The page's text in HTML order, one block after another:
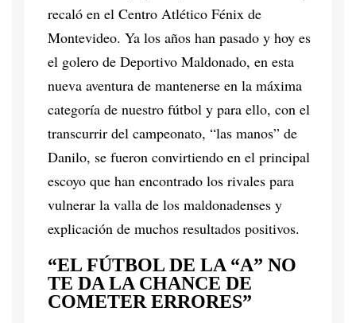
recaló en el Centro Atlético Fénix de
Montevideo. Ya los años han pasado y hoy es
el golero de Deportivo Maldonado, en esta
nueva aventura de mantenerse en la máxima
categoría de nuestro fútbol y para ello, con el
transcurrir del campeonato, “las manos” de
Danilo, se fueron convirtiendo en el principal
escoyo que han encontrado los rivales para
vulnerar la valla de los maldonadenses y
explicación de muchos resultados positivos.
“EL FÚTBOL DE LA “A” NO
TE DA LA CHANCE DE
COMETER ERRORES”